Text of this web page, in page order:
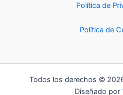
Política de
Política de
Todos los derechos ©
Diseñado por